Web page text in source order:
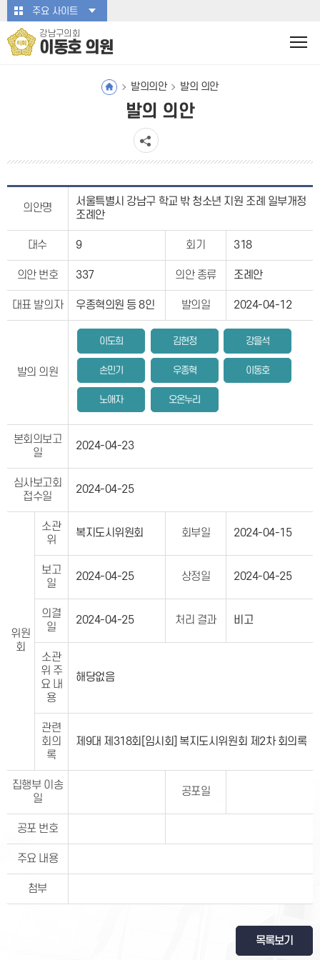
본문바로가기주요 사이트
강남구의회
이동호 의원
발의의안 발의 의안
발의 의안
의안명
서울특별시 강남구 학교 밖 청소년 지원 조례 일부개정
조례안
대수 9 회기 318
의안 번호 337 의안 종류 조례안
대표 발의자 우종혁의원 등 8인 발의일 2024-04-12
발의 의원
이도희 김현정 강을석
손민기 우종혁 이동호
노애자 오온누리
본회의보고
일
2024-04-23
심사보고회
접수일
2024-04-25
위원
회
소관
위
복지도시위원회 회부일 2024-04-15
보고
일
2024-04-25 상정일 2024-04-25
의결
일
2024-04-25 처리 결과 비고
소관
위 주
요 내
용
해당없음
관련
회의
록
제9대 제318회[임시회] 복지도시위원회 제2차 회의록
집행부 이송
일
공포일
공포 번호
주요 내용
첨부
목록보기